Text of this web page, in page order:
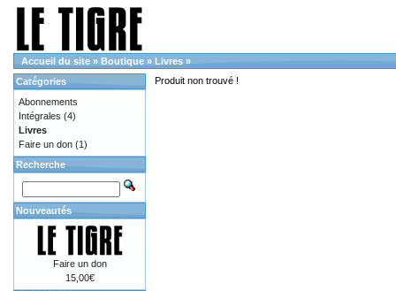
Accueil du site » Boutique » Livres »
Produit non trouvé !
Catégories
Abonnements
Intégrales (4)
Livres
Faire un don (1)
Recherche
Nouveautés
Faire un don
15,00€